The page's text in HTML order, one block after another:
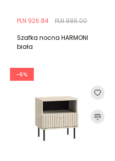
PLN 986.00
PLN 926.84
Szafka nocna HARMONI
biała
-6%